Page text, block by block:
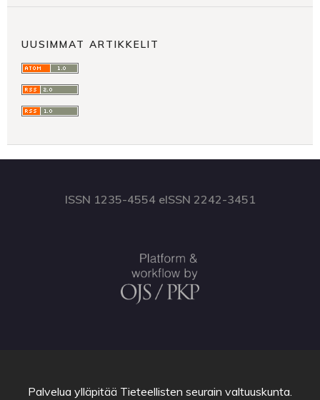
UUSIMMAT ARTIKKELIT
ISSN 1235-4554 eISSN 2242-3451
Palvelua ylläpitää Tieteellisten seurain valtuuskunta.